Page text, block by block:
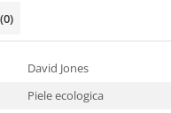
(0)
David Jones
Piele ecologica